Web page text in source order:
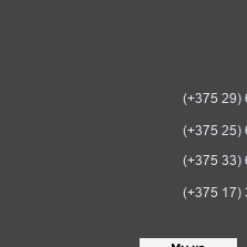
(+375 29)
(+375 25)
(+375 33)
(+375 17)